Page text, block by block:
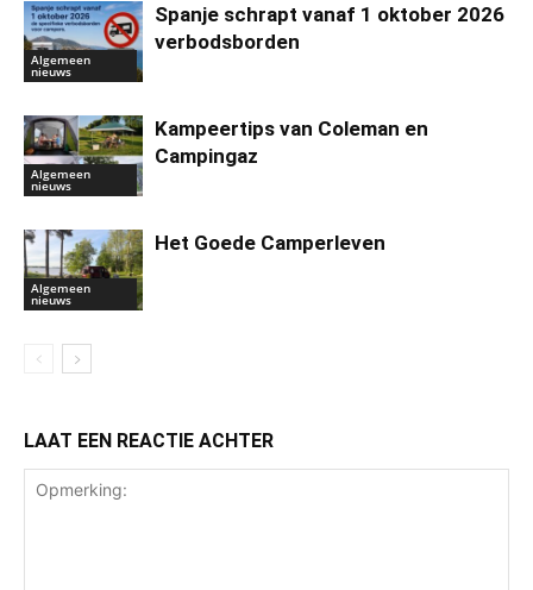
Algemeen
nieuws
Spanje schrapt vanaf 1 oktober 2026
verbodsborden
Algemeen
nieuws
Kampeertips van Coleman en
Campingaz
Algemeen
nieuws
Het Goede Camperleven
LAAT EEN REACTIE ACHTER